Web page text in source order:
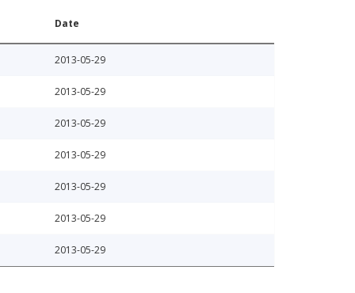
Date
2013-05-29
2013-05-29
2013-05-29
2013-05-29
2013-05-29
2013-05-29
2013-05-29